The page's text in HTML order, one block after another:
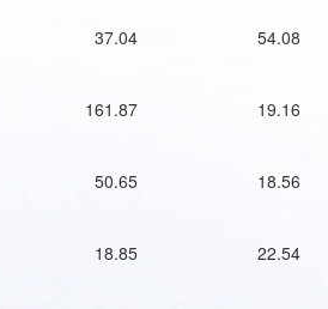
37.04 54.08
161.87 19.16
50.65 18.56
18.85 22.54